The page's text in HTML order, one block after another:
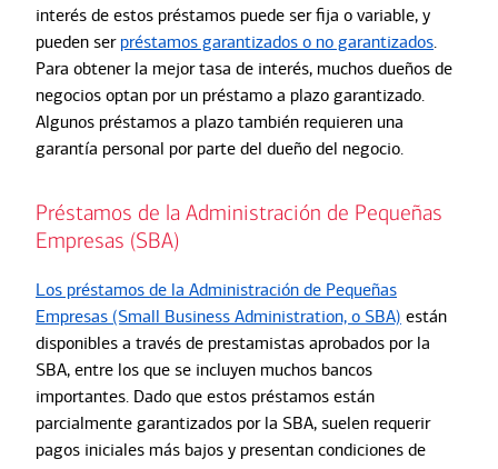
interés de estos préstamos puede ser fija o variable, y
pueden ser préstamos garantizados o no garantizados.
Para obtener la mejor tasa de interés, muchos dueños de
negocios optan por un préstamo a plazo garantizado.
Algunos préstamos a plazo también requieren una
garantía personal por parte del dueño del negocio.
Préstamos de la Administración de Pequeñas
Empresas (SBA)
Los préstamos de la Administración de Pequeñas
Empresas (Small Business Administration, o SBA) están
disponibles a través de prestamistas aprobados por la
SBA, entre los que se incluyen muchos bancos
importantes. Dado que estos préstamos están
parcialmente garantizados por la SBA, suelen requerir
pagos iniciales más bajos y presentan condiciones de